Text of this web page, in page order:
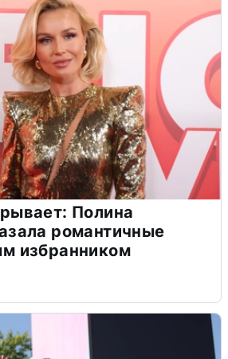
Полина
романтичные
избранником